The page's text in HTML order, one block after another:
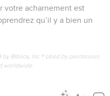
votre acharnement est
qu’il y a bien un
Biblica, Inc.® Used by permission.
worldwide.